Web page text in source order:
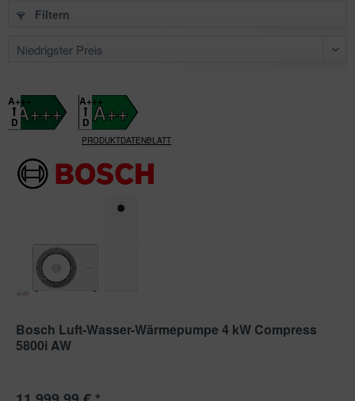
Filtern
A+++
A+++
D
A++
A+++
D
PRODUKTDATENBLATT
Bosch Luft-Wasser-Wärmepumpe 4 kW Compress
5800i AW